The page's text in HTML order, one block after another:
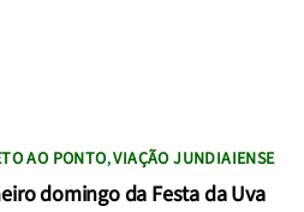
AO PONTO,VIAÇÃO JUNDIAIENSE
domingo da Festa da Uva